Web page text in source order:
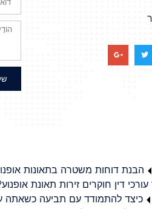
הבנת דוחות משטרה בתאונות
עורכי דין חוקרים זירות תאונת
כיצד להתמודד עם תביעה כשאתה